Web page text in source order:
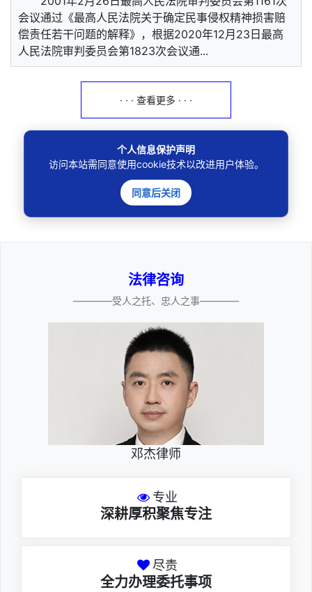
会议通过《最高人民法院关于确定民事侵权精神损害赔
偿责任若干问题的解释》，根据2020年12月23日最高
人民法院审判委员会第1823次会议通...
· · · 查看更多 · · ·
法律咨询
————受人之托、忠人之事————
邓杰律师
专业
深耕厚积聚焦专注
尽责
全力办理委托事项
个人信息保护声明
访问本站需同意使用cookie技术以改进用户体验。
同意后关闭